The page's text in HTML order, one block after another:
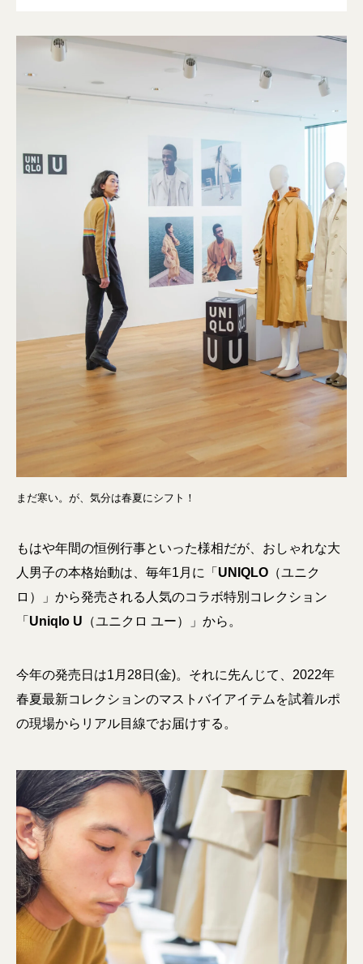
まだ寒い。が、気分は春夏にシフト！
もはや年間の恒例行事といった様相だが、おしゃれな大
人男子の本格始動は、毎年1月に「 UNIQLO （ユニク
ロ）」から発売される人気のコラボ特別コレクション
「 Uniqlo U （ユニクロ ユー）」から。
今年の発売日は1月28日(金)。それに先んじて、2022年
春夏最新コレクションのマストバイアイテムを試着ルポ
の現場からリアル目線でお届けする。